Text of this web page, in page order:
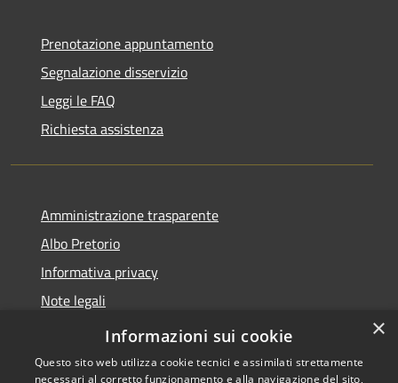
Prenotazione appuntamento
Segnalazione disservizio
Leggi le FAQ
Richiesta assistenza
Amministrazione trasparente
Albo Pretorio
Informativa privacy
Note legali
Dichiarazione di accessibilità
×
Informazioni sui cookie
Questo sito web utilizza cookie tecnici e assimilati strettamente
necessari al corretto funzionamento e alla navigazione del sito,